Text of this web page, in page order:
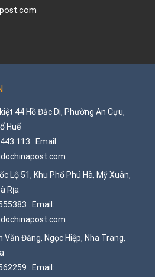
44 Hồ Đắc Di, Phường An Cựu,
Huế
113 . Email:
Lộ 51, Khu Phố Phú Hà, Mỹ Xuân,
Rịa
. Email:
Văn Đăng, Ngọc Hiệp, Nha Trang,
. Email: